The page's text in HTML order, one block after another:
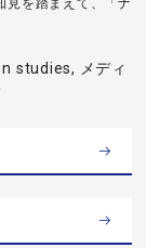
見を踏まえて、「ナ
studies, メディ